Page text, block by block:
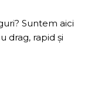
Suntem aici
drag, rapid și